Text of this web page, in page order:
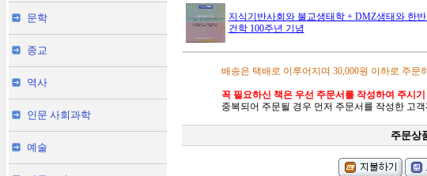
문학
종교
역사
인문 사회과학
예술
지식기반사회와 불교생태학 + DMZ생태와 한
건학 100주년 기념
배송은 택배로 이루어지며 30,000원 이하로 주문
꼭 필요하신 책은 우선 주문서를 작성하여 주시
중복되어 주문될 경우 먼저 주문서를 작성한 고
주문상